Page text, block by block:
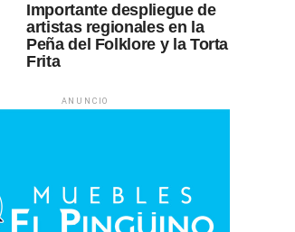
Importante despliegue de
artistas regionales en la
Peña del Folklore y la Torta
Frita
ANUNCIO